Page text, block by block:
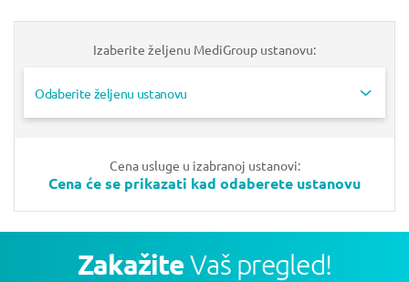
Izaberite željenu MediGroup ustanovu:
Odaberite željenu ustanovu
Cena usluge u izabranoj ustanovi:
Cena će se prikazati kad odaberete ustanovu
ZakažiteVaš pregled!